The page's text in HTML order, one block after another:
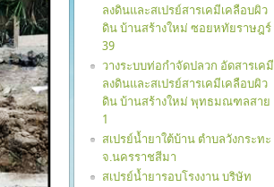
ลงดินและสเปรย์สารเคมีเคลือบผิว
ดิน บ้านสร้างใหม่ ซอยหทัยราษฎร์
39
วางระบบท่อกำจัดปลวก อัดสารเคมี
ลงดินและสเปรย์สารเคมีเคลือบผิว
ดิน บ้านสร้างใหม่ พุทธมณฑลสาย
1
สเปรย์น้ำยาใต้บ้าน ตำบลวังกระทะ
จ.นครราชสีมา
สเปรย์น้ำยารอบโรงงาน บริษัท